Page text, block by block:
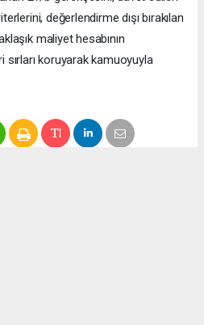
değerlendirme dışı bırakılan
maliyet hesabının
sırları koruyarak kamuoyuyla